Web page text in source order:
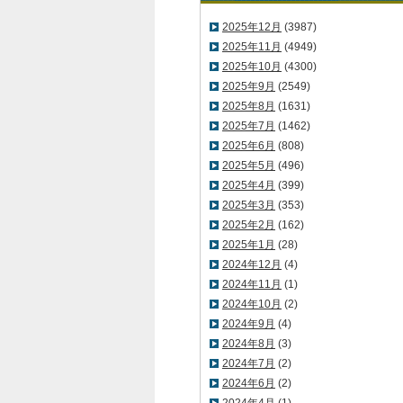
2025年12月 (3987)
2025年11月 (4949)
2025年10月 (4300)
2025年9月 (2549)
2025年8月 (1631)
2025年7月 (1462)
2025年6月 (808)
2025年5月 (496)
2025年4月 (399)
2025年3月 (353)
2025年2月 (162)
2025年1月 (28)
2024年12月 (4)
2024年11月 (1)
2024年10月 (2)
2024年9月 (4)
2024年8月 (3)
2024年7月 (2)
2024年6月 (2)